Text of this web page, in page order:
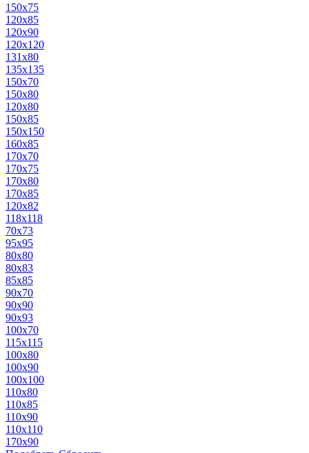
150x75
120x85
120x90
120х120
131x80
135х135
150х70
150х80
120x80
150x85
150х150
160x85
170х70
170x75
170х80
170x85
120x82
118x118
70х73
95x95
80х80
80х83
85x85
90х70
90х90
90х93
100х70
115x115
100х80
100x90
100х100
110х80
110x85
110x90
110х110
170x90